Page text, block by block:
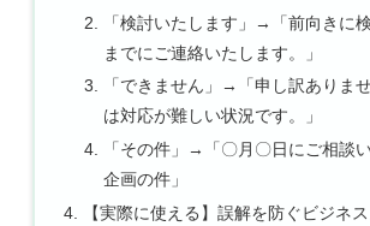
「検討いたします」→「前向きに
までにご連絡いたします。」
「できません」→「申し訳ありま
は対応が難しい状況です。」
「その件」→「〇月〇日にご相談
企画の件」
【実際に使える】誤解を防ぐビジネ